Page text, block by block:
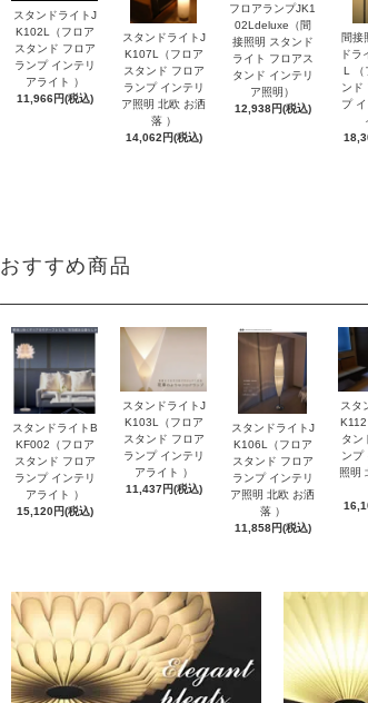
スタンドライトJ
K102L（フロア
スタンド フロア
ランプ インテリ
アライト ）
11,966円(税込)
スタンドライトJ
K107L（フロア
スタンド フロア
ランプ インテリ
ア照明 北欧 お洒
落 ）
14,062円(税込)
フロアランプJK1
02Ldeluxe（間
接照明 スタンド
ライト フロアス
タンド インテリ
ア照明）
12,938円(税込)
間接
ドラ
L （
ンド
プ
おすすめ商品
スタンドライトB
KF002（フロア
スタンド フロア
ランプ インテリ
アライト ）
15,120円(税込)
スタンドライトJ
K103L（フロア
スタンド フロア
ランプ インテリ
アライト ）
11,437円(税込)
スタンドライトJ
K106L（フロア
スタンド フロア
ランプ インテリ
ア照明 北欧 お洒
落 ）
11,858円(税込)
スタ
K112
タン
ンプ
照明